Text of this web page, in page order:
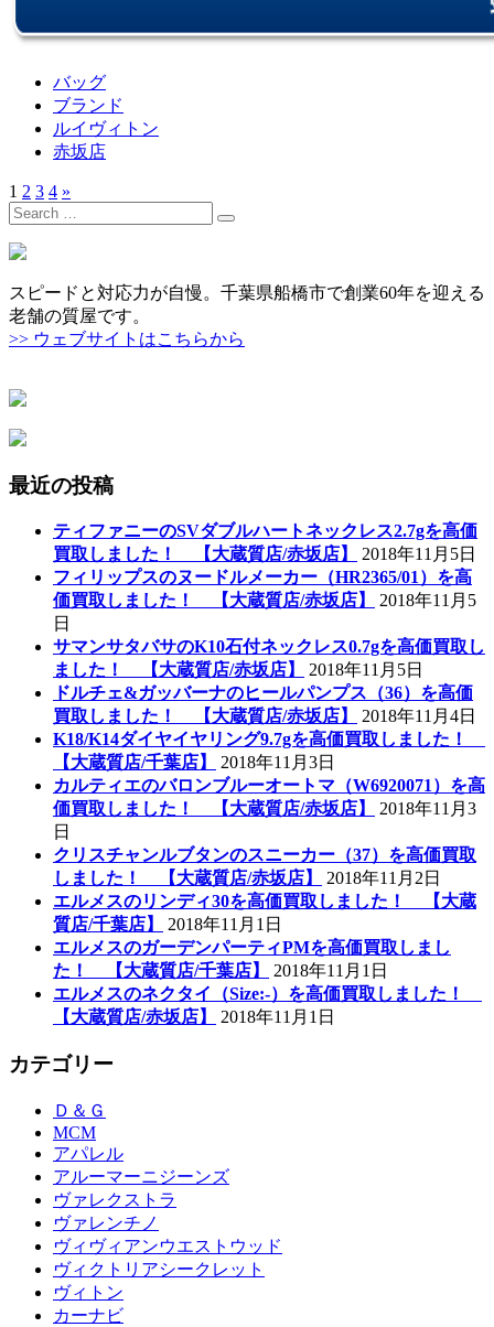
バッグ
ブランド
ルイヴィトン
赤坂店
1 2 3 4 »
Search
for:
スピードと対応力が自慢。千葉県船橋市で創業60年を迎える
老舗の質屋です。
>> ウェブサイトはこちらから
最近の投稿
ティファニーのSVダブルハートネックレス2.7gを高価
買取しました！ 【大蔵質店/赤坂店】
2018年11月5日
フィリップスのヌードルメーカー（HR2365/01）を高
価買取しました！ 【大蔵質店/赤坂店】
2018年11月5
日
サマンサタバサのK10石付ネックレス0.7gを高価買取し
ました！ 【大蔵質店/赤坂店】
2018年11月5日
ドルチェ&ガッバーナのヒールパンプス（36）を高価
買取しました！ 【大蔵質店/赤坂店】
2018年11月4日
K18/K14ダイヤイヤリング9.7gを高価買取しました！
【大蔵質店/千葉店】
2018年11月3日
カルティエのバロンブルーオートマ（W6920071）を高
価買取しました！ 【大蔵質店/赤坂店】
2018年11月3
日
クリスチャンルブタンのスニーカー（37）を高価買取
しました！ 【大蔵質店/赤坂店】
2018年11月2日
エルメスのリンディ30を高価買取しました！ 【大蔵
質店/千葉店】
2018年11月1日
エルメスのガーデンパーティPMを高価買取しまし
た！ 【大蔵質店/千葉店】
2018年11月1日
エルメスのネクタイ（Size:-）を高価買取しました！
【大蔵質店/赤坂店】
2018年11月1日
カテゴリー
Ｄ＆Ｇ
MCM
アパレル
アルーマーニジーンズ
ヴァレクストラ
ヴァレンチノ
ヴィヴィアンウエストウッド
ヴィクトリアシークレット
ヴィトン
カーナビ